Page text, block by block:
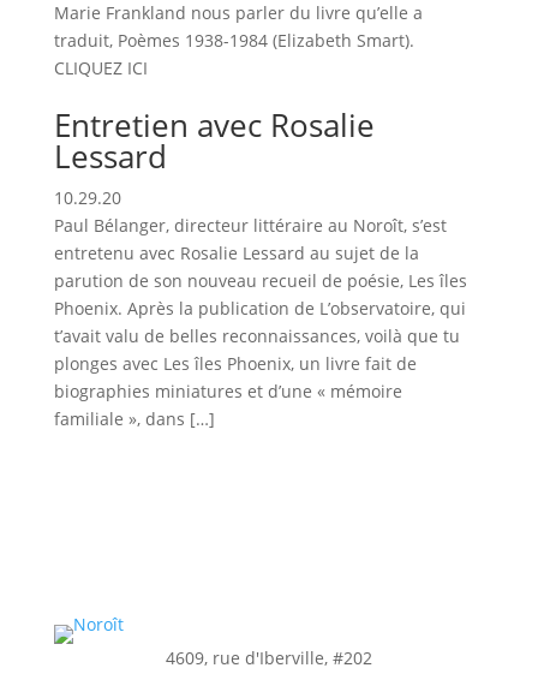
Marie Frankland nous parler du livre qu’elle a
traduit, Poèmes 1938-1984 (Elizabeth Smart).
CLIQUEZ ICI
Entretien avec Rosalie
Lessard
10.29.20
Paul Bélanger, directeur littéraire au Noroît, s’est
entretenu avec Rosalie Lessard au sujet de la
parution de son nouveau recueil de poésie, Les îles
Phoenix. Après la publication de L’observatoire, qui
t’avait valu de belles reconnaissances, voilà que tu
plonges avec Les îles Phoenix, un livre fait de
biographies miniatures et d’une « mémoire
familiale », dans […]
4609, rue d'Iberville, #202